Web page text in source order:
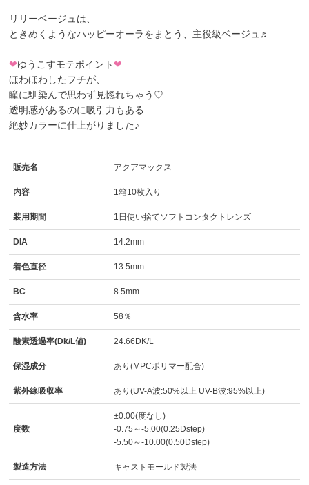
リリーベージュ は、
ときめくようなハッピーオーラをまとう、主役級ベージュ♬
❤ゆうこすモテポイント❤
ほわほわしたフチが、
瞳に馴染んで思わず見惚れちゃう♡
透明感があるのに吸引力もある
絶妙カラーに仕上がりました♪
販売名 アクアマックス
内容 1箱10枚入り
装用期間 1日使い捨てソフトコンタクトレンズ
DIA 14.2mm
着色直径 13.5mm
BC 8.5mm
含水率 58％
酸素透過率(Dk/L値) 24.66DK/L
保湿成分 あり(MPCポリマー配合)
紫外線吸収率 あり(UV-A波:50%以上 UV-B波:95%以上)
度数
±0.00(度なし)
-0.75～-5.00(0.25Dstep)
-5.50～-10.00(0.50Dstep)
製造方法 キャストモールド製法